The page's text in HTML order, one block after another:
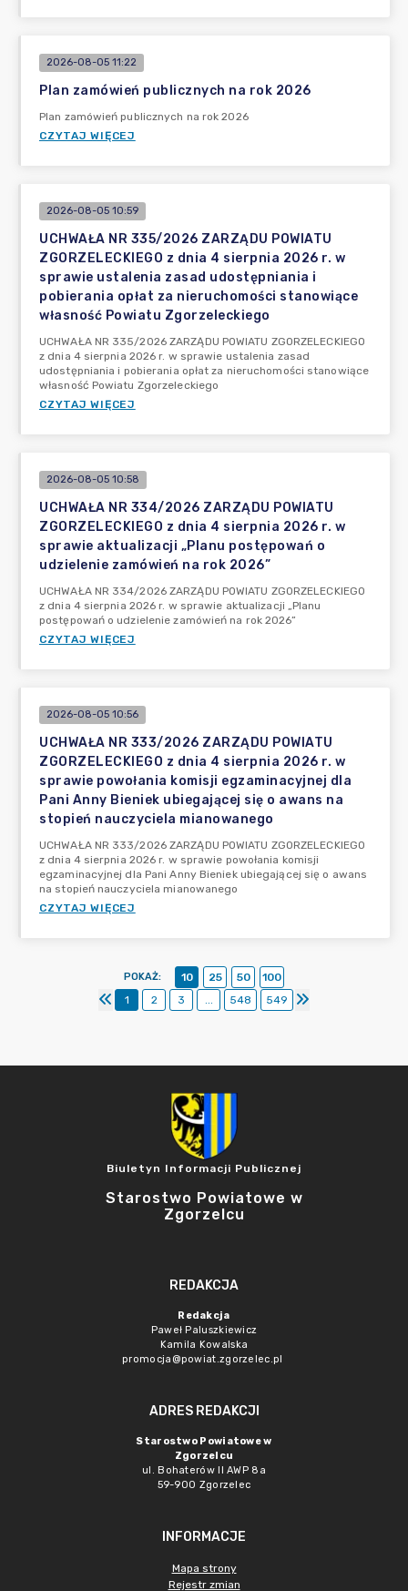
2026-08-05 11:22
Plan zamówień publicznych na rok 2026
Plan zamówień publicznych na rok 2026
CZYTAJ WIĘCEJ
2026-08-05 10:59
UCHWAŁA NR 335/2026 ZARZĄDU POWIATU
ZGORZELECKIEGO z dnia 4 sierpnia 2026 r. w
sprawie ustalenia zasad udostępniania i
pobierania opłat za nieruchomości stanowiące
własność Powiatu Zgorzeleckiego
UCHWAŁA NR 335/2026 ZARZĄDU POWIATU ZGORZELECKIEGO
z dnia 4 sierpnia 2026 r. w sprawie ustalenia zasad
udostępniania i pobierania opłat za nieruchomości stanowiące
własność Powiatu Zgorzeleckiego
CZYTAJ WIĘCEJ
2026-08-05 10:58
UCHWAŁA NR 334/2026 ZARZĄDU POWIATU
ZGORZELECKIEGO z dnia 4 sierpnia 2026 r. w
sprawie aktualizacji „Planu postępowań o
udzielenie zamówień na rok 2026”
UCHWAŁA NR 334/2026 ZARZĄDU POWIATU ZGORZELECKIEGO
z dnia 4 sierpnia 2026 r. w sprawie aktualizacji „Planu
postępowań o udzielenie zamówień na rok 2026”
CZYTAJ WIĘCEJ
2026-08-05 10:56
UCHWAŁA NR 333/2026 ZARZĄDU POWIATU
ZGORZELECKIEGO z dnia 4 sierpnia 2026 r. w
sprawie powołania komisji egzaminacyjnej dla
Pani Anny Bieniek ubiegającej się o awans na
stopień nauczyciela mianowanego
UCHWAŁA NR 333/2026 ZARZĄDU POWIATU ZGORZELECKIEGO
z dnia 4 sierpnia 2026 r. w sprawie powołania komisji
egzaminacyjnej dla Pani Anny Bieniek ubiegającej się o awans
na stopień nauczyciela mianowanego
CZYTAJ WIĘCEJ
POKAŻ: 10 25 50
100
1
2 3 ... 548 549
Biuletyn Informacji Publicznej
Starostwo Powiatowe w
Zgorzelcu
REDAKCJA
Redakcja
Paweł Paluszkiewicz
Kamila Kowalska
promocja@powiat.zgorzelec.pl
ADRES REDAKCJI
Starostwo Powiatowe w
Zgorzelcu
ul. Bohaterów II AWP 8a
59-900 Zgorzelec
INFORMACJE
Mapa strony
Rejestr zmian